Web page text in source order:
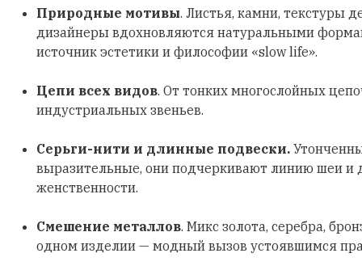
Природные мотивы. Листья, камни, текстуры
дизайнеры вдохновляются натуральными
источник эстетики и философии «slow life».
Цепи всех видов. От тонких многослойных
индустриальных звеньев.
Серьги-нити и длинные подвески.
выразительные, они подчеркивают линию шеи и
женственности.
Смешение металлов. Микс золота, серебра,
одном изделии — модный вызов устоявшимся